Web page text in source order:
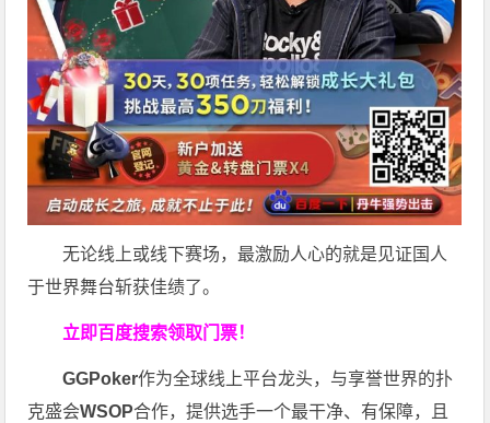
无论线上或线下赛场，最激励人心的就是见证国人
于世界舞台斩获佳绩了。
立即百度搜索领取门票！
GGPoker作为全球线上平台龙头，与享誉世界的扑
克盛会WSOP合作，提供选手一个最干净、有保障，且